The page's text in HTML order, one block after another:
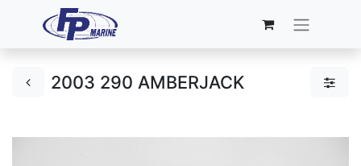
2003 290 AMBERJACK